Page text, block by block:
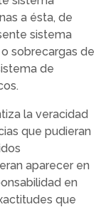
a ésta, de
sistema
sobrecargas de
de
la veracidad
que pudieran
aparecer en
en
que